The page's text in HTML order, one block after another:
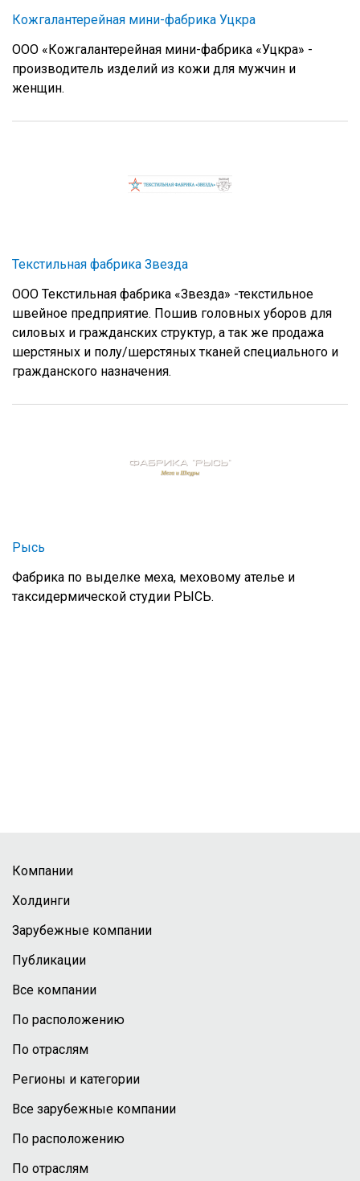
Кожгалантерейная мини-фабрика Уцкра
ООО «Кожгалантерейная мини-фабрика «Уцкра» -
производитель изделий из кожи для мужчин и
женщин.
Текстильная фабрика Звезда
ООО Текстильная фабрика «Звезда» -текстильное
швейное предприятие. Пошив головных уборов для
силовых и гражданских структур, а так же продажа
шерстяных и полу/шерстяных тканей специального и
гражданского назначения.
Рысь
Фабрика по выделке меха, меховому ателье и
таксидермической студии РЫСЬ.
Компании
Холдинги
Зарубежные компании
Публикации
Все компании
По расположению
По отраслям
Регионы и категории
Все зарубежные компании
По расположению
По отраслям